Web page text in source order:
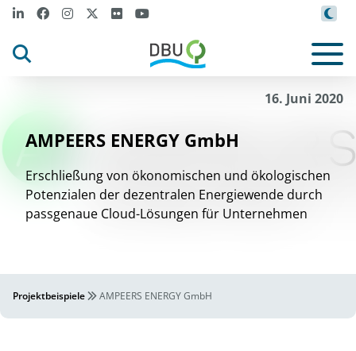
16. Juni 2020
AMPEERS ENERGY GmbH
Erschließung von ökonomischen und ökologischen
Potenzialen der dezentralen Energiewende durch
passgenaue Cloud-Lösungen für Unternehmen
Projektbeispiele AMPEERS ENERGY GmbH